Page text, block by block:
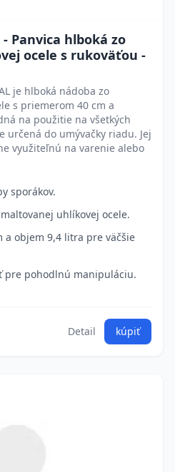
- Panvica hlboká zo
ocele s rukoväťou -
je hlboká nádoba zo
s priemerom 40 cm a
na použitie na všetkých
určená do umývačky riadu. Jej
využiteľnú na varenie alebo
sporákov.
uhlíkovej ocele.
a objem 9,4 litra pre väčšie
pre pohodlnú manipuláciu.
Detail kúpiť